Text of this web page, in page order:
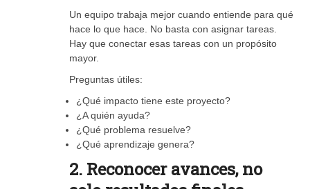
Un equipo trabaja mejor cuando entiende para qué
hace lo que hace. No basta con asignar tareas.
Hay que conectar esas tareas con un propósito
mayor.
Preguntas útiles:
¿Qué impacto tiene este proyecto?
¿A quién ayuda?
¿Qué problema resuelve?
¿Qué aprendizaje genera?
2. Reconocer avances, no